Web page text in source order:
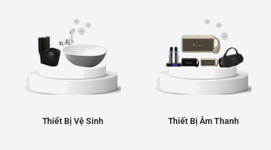
Thiết Bị Vệ Sinh Thiết Bị Âm Thanh